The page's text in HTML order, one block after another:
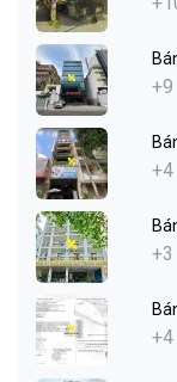
+9
+4
+3
+4